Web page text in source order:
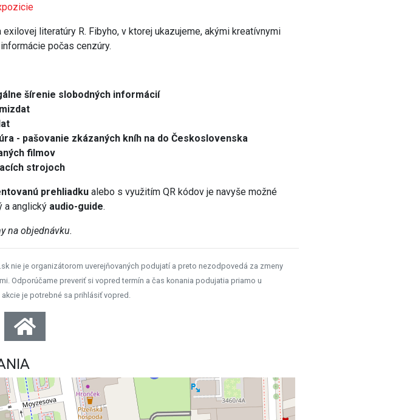
exilovej literatúry R. Fibyho, v ktorej ukazujeme, akými kreatívnymi
počas cenzúry.
šírenie slobodných informácií
- pašovanie zkázaných kníh na do Československa
filmov
strojoch
prehliadku alebo s využitím QR kódov je navyše možné
a anglický audio-guide.
na objednávku.
nie je organizátorom uverejňovaných podujatí a preto nezodpovedá za zmeny
Odporúčame preveriť si vopred termín a čas konania podujatia priamo u
je potrebné sa prihlásiť vopred.